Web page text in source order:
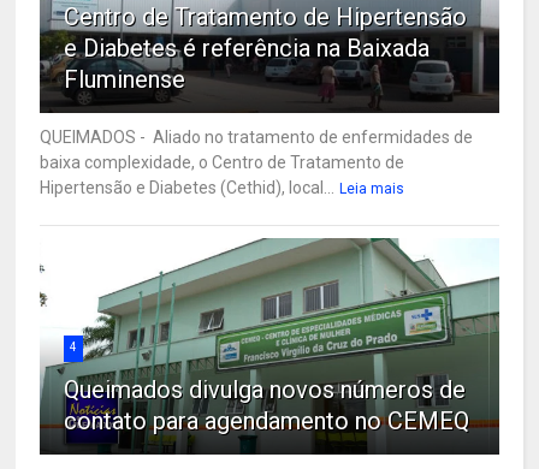
Centro de Tratamento de Hipertensão
e Diabetes é referência na Baixada
Fluminense
QUEIMADOS - Aliado no tratamento de enfermidades de
baixa complexidade, o Centro de Tratamento de
Hipertensão e Diabetes (Cethid), local...
Leia mais
4
Queimados divulga novos números de
contato para agendamento no CEMEQ